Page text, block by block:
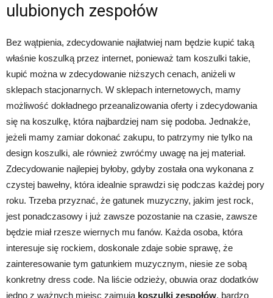
ulubionych zespołów
Bez wątpienia, zdecydowanie najłatwiej nam będzie kupić taką
właśnie koszulką przez internet, ponieważ tam koszulki takie,
kupić można w zdecydowanie niższych cenach, aniżeli w
sklepach stacjonarnych. W sklepach internetowych, mamy
możliwość dokładnego przeanalizowania oferty i zdecydowania
się na koszulkę, która najbardziej nam się podoba. Jednakże,
jeżeli mamy zamiar dokonać zakupu, to patrzymy nie tylko na
design koszulki, ale również zwróćmy uwagę na jej materiał.
Zdecydowanie najlepiej byłoby, gdyby została ona wykonana z
czystej bawełny, która idealnie sprawdzi się podczas każdej pory
roku. Trzeba przyznać, że gatunek muzyczny, jakim jest rock,
jest ponadczasowy i już zawsze pozostanie na czasie, zawsze
będzie miał rzesze wiernych mu fanów. Każda osoba, która
interesuje się rockiem, doskonale zdaje sobie sprawę, że
zainteresowanie tym gatunkiem muzycznym, niesie ze sobą
konkretny dress code. Na liście odzieży, obuwia oraz dodatków
jedno z ważnych miejsc zajmują koszulki zespołów, bardzo